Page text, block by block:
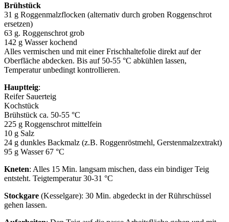
Brühstück
31 g Roggenmalzflocken (alternativ durch groben Roggenschrot
ersetzen)
63 g. Roggenschrot grob
142 g Wasser kochend
Alles vermischen und mit einer Frischhaltefolie direkt auf der
Oberfläche abdecken. Bis auf 50-55 °C abkühlen lassen,
Temperatur unbedingt kontrollieren.
Hauptteig:
Reifer Sauerteig
Kochstück
Brühstück ca. 50-55 °C
225 g Roggenschrot mittelfein
10 g Salz
24 g dunkles Backmalz (z.B. Roggenröstmehl, Gerstenmalzextrakt)
95 g Wasser 67 °C
Kneten: Alles 15 Min. langsam mischen, dass ein bindiger Teig
entsteht. Teigtemperatur 30-31 °C
Stockgare (Kesselgare): 30 Min. abgedeckt in der Rührschüssel
gehen lassen.